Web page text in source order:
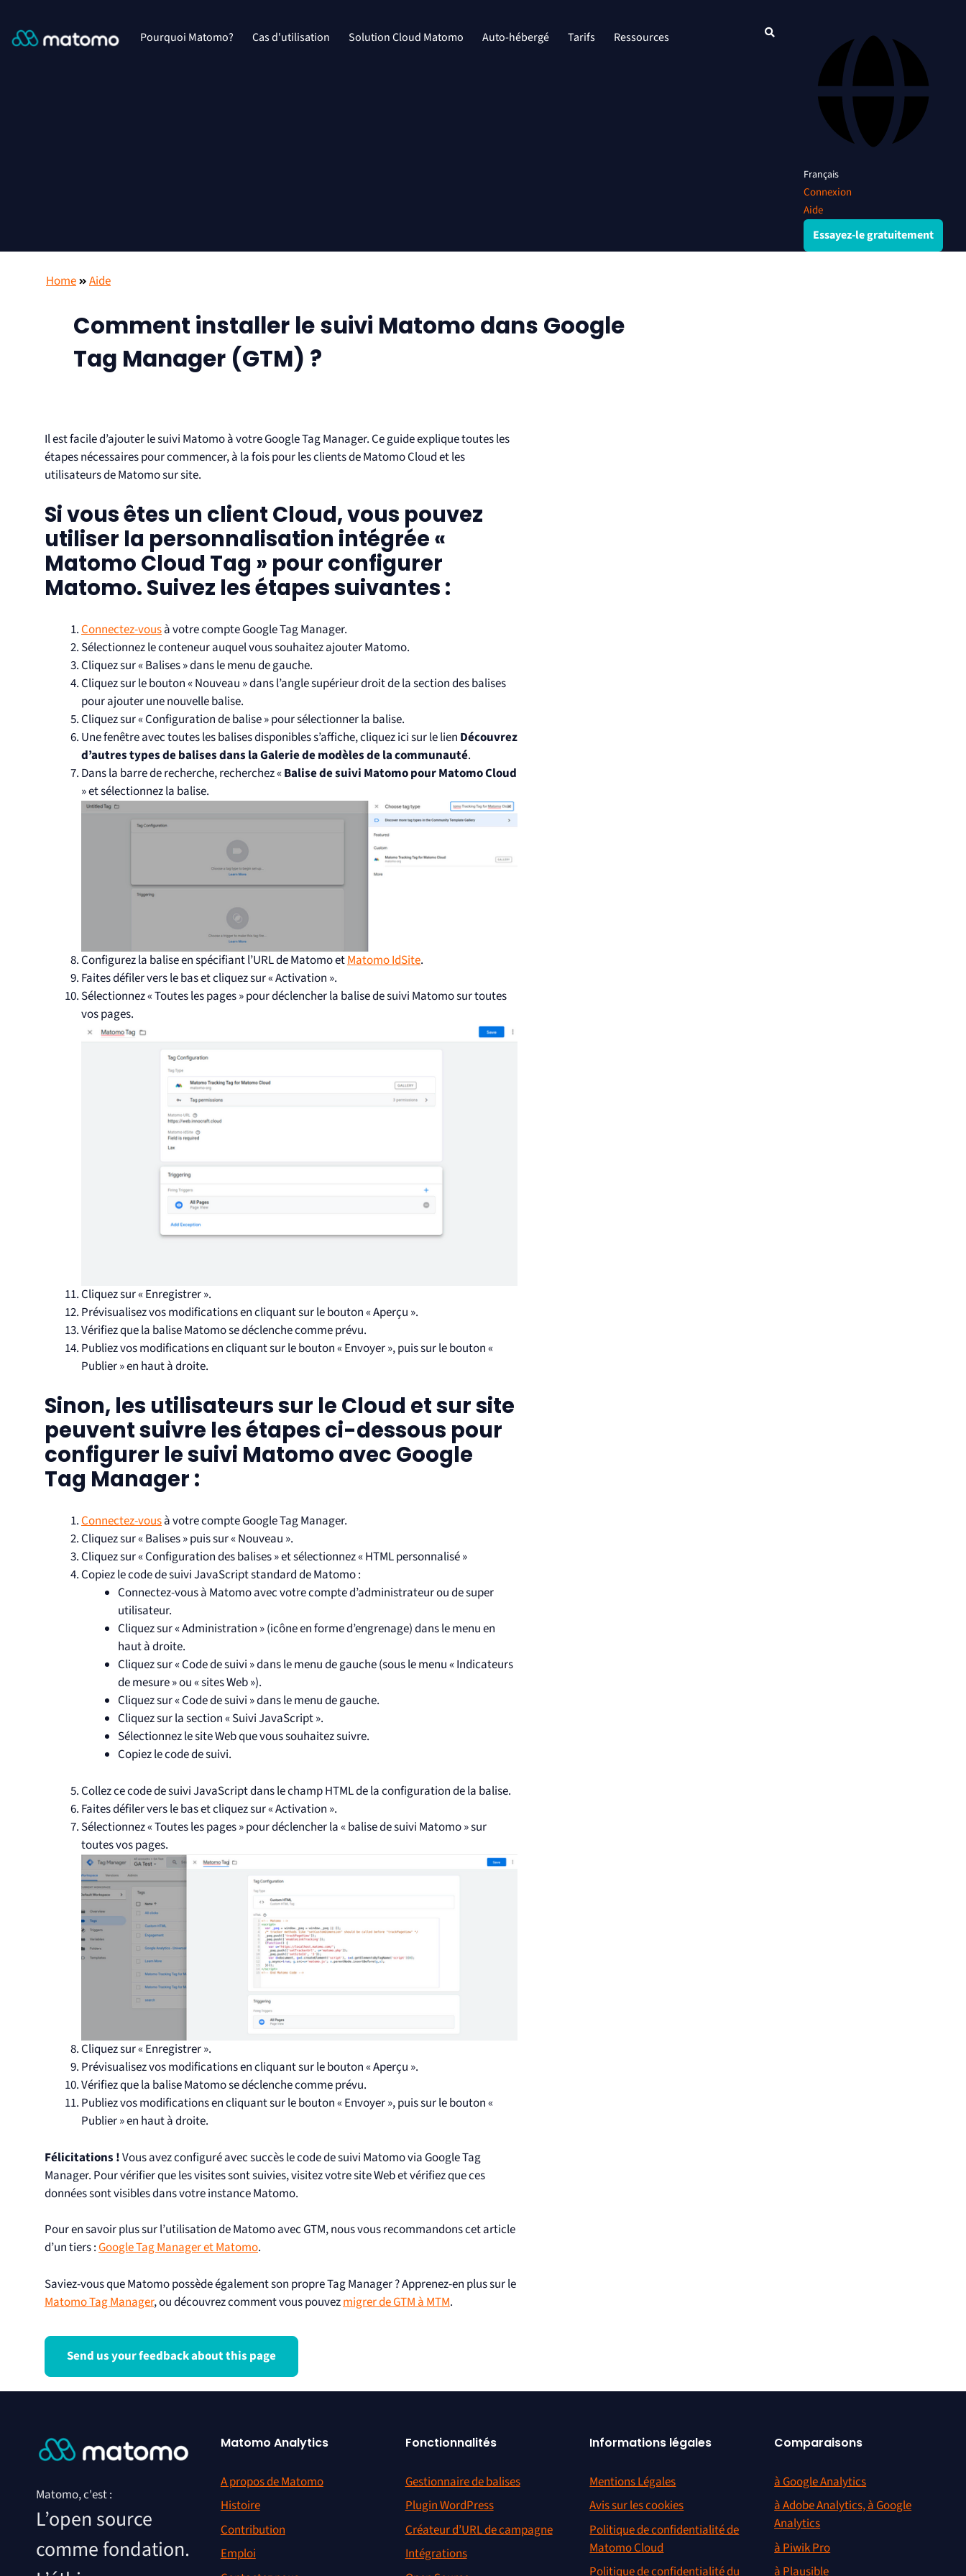
Pourquoi Matomo? Cas d'utilisation Solution Cloud Matomo Auto-hébergé Tarifs Ressources
Français
Connexion
Aide
Essayez-le gratuitement
Home Aide
Comment installer le suivi Matomo dans Google
Tag Manager (GTM) ?
Il est facile d’ajouter le suivi Matomo à votre Google Tag Manager. Ce guide explique toutes les
étapes nécessaires pour commencer, à la fois pour les clients de Matomo Cloud et les
utilisateurs de Matomo sur site.
Si vous êtes un client Cloud, vous pouvez
utiliser la personnalisation intégrée «
Matomo Cloud Tag » pour configurer
Matomo. Suivez les étapes suivantes :
Connectez-vousà votre compte Google Tag Manager.
Sélectionnez le conteneur auquel vous souhaitez ajouter Matomo.
Cliquez sur « Balises » dans le menu de gauche.
Cliquez sur le bouton « Nouveau » dans l’angle supérieur droit de la section des balises
pour ajouter une nouvelle balise.
Cliquez sur « Configuration de balise » pour sélectionner la balise.
Une fenêtre avec toutes les balises disponibles s’affiche, cliquez ici sur le lien Découvrez
d’autres types de balises dans la Galerie de modèles de la communauté.
Dans la barre de recherche, recherchez «Balise de suivi Matomo pour Matomo Cloud
» et sélectionnez la balise.
Configurez la balise en spécifiant l’URL de Matomo etMatomo IdSite.
Faites défiler vers le bas et cliquez sur « Activation ».
Sélectionnez « Toutes les pages » pour déclencher la balise de suivi Matomo sur toutes
vos pages.
Cliquez sur « Enregistrer ».
Prévisualisez vos modifications en cliquant sur le bouton « Aperçu ».
Vérifiez que la balise Matomo se déclenche comme prévu.
Publiez vos modifications en cliquant sur le bouton « Envoyer », puis sur le bouton «
Publier » en haut à droite.
Sinon, les utilisateurs sur le Cloud et sur site
peuvent suivre les étapes ci-dessous pour
configurer le suivi Matomo avec Google
Tag Manager :
Connectez-vousà votre compte Google Tag Manager.
Cliquez sur « Balises » puis sur « Nouveau ».
Cliquez sur « Configuration des balises » et sélectionnez « HTML personnalisé »
Copiez le code de suivi JavaScript standard de Matomo :
Connectez-vous à Matomo avec votre compte d’administrateur ou de super
utilisateur.
Cliquez sur « Administration » (icône en forme d’engrenage) dans le menu en
haut à droite.
Cliquez sur « Code de suivi » dans le menu de gauche (sous le menu « Indicateurs
de mesure » ou « sites Web »).
Cliquez sur « Code de suivi » dans le menu de gauche.
Cliquez sur la section « Suivi JavaScript ».
Sélectionnez le site Web que vous souhaitez suivre.
Copiez le code de suivi.
Collez ce code de suivi JavaScript dans le champ HTML de la configuration de la balise.
Faites défiler vers le bas et cliquez sur « Activation ».
Sélectionnez « Toutes les pages » pour déclencher la « balise de suivi Matomo » sur
toutes vos pages.
Cliquez sur « Enregistrer ».
Prévisualisez vos modifications en cliquant sur le bouton « Aperçu ».
Vérifiez que la balise Matomo se déclenche comme prévu.
Publiez vos modifications en cliquant sur le bouton « Envoyer », puis sur le bouton «
Publier » en haut à droite.
Félicitations !Vous avez configuré avec succès le code de suivi Matomo via Google Tag
Manager. Pour vérifier que les visites sont suivies, visitez votre site Web et vérifiez que ces
données sont visibles dans votre instance Matomo.
Pour en savoir plus sur l’utilisation de Matomo avec GTM, nous vous recommandons cet article
d’un tiers :Google Tag Manager et Matomo.
Saviez-vous que Matomo possède également son propre Tag Manager ? Apprenez-en plus sur le
Matomo Tag Manager, ou découvrez comment vous pouvezmigrer de GTM à MTM.
Send us your feedback about this page
Matomo, c'est :
L’open source
comme fondation.
Matomo Analytics
A propos de Matomo
Histoire
Contribution
Emploi
Fonctionnalités
Gestionnaire de balises
Plugin WordPress
Créateur d’URL de campagne
Intégrations
Informations légales
Mentions Légales
Avis sur les cookies
Politique de confidentialité de
Matomo Cloud
Politique de confidentialité du
Comparaisons
à Google Analytics
à Adobe Analytics, à Google
Analytics
à Piwik Pro
à Plausible